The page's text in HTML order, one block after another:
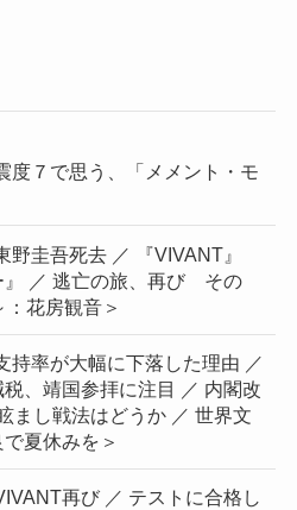
度７で思う、「メメント・モ
圭吾死去 ／ 『VIVANT』
』 ／ 逃亡の旅、再び その
花房観音＞
持率が大幅に下落した理由 ／
、靖国参拝に注目 ／ 内閣改
まし戦法はどうか ／ 世界文
夏休みを＞
再び ／ テストに合格し